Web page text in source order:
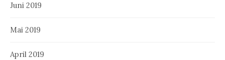
Juni 2019
Mai 2019
April 2019